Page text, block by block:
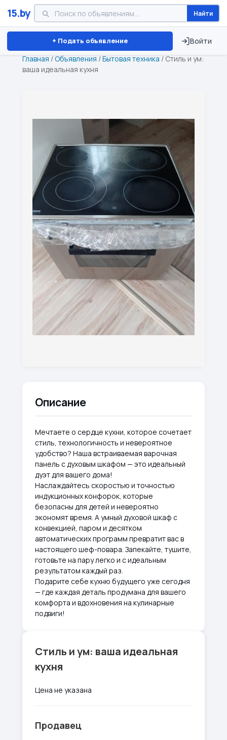
15.by Найти
+ Подать объявление Войти
Минск Витебск Брест ⏱ ТОЛЬКО 15 ДНЕЙ
Главная /Объявления /Бытовая техника / Стиль и ум:
ваша идеальная кухня
Описание
Мечтаете о сердце кухни, которое сочетает
стиль, технологичность и невероятное
удобство? Наша встраиваемая варочная
панель с духовым шкафом — это идеальный
дуэт для вашего дома!
Наслаждайтесь скоростью и точностью
индукционных конфорок, которые
безопасны для детей и невероятно
экономят время. А умный духовой шкаф с
конвекцией, паром и десятком
автоматических программ превратит вас в
настоящего шеф-повара. Запекайте, тушите,
готовьте на пару легко и с идеальным
результатом каждый раз.
Подарите себе кухню будущего уже сегодня
— где каждая деталь продумана для вашего
комфорта и вдохновения на кулинарные
подвиги!
Стиль и ум: ваша идеальная
кухня
Цена не указана
Продавец